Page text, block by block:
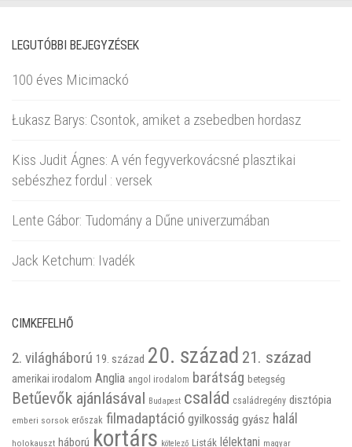
LEGUTÓBBI BEJEGYZÉSEK
100 éves Micimackó
Łukasz Barys: Csontok, amiket a zsebedben hordasz
Kiss Judit Ágnes: A vén fegyverkovácsné plasztikai
sebészhez fordul : versek
Lente Gábor: Tudomány a Dűne univerzumában
Jack Ketchum: Ivadék
CIMKEFELHŐ
2. világháború 19. század 20. század 21. század
amerikai irodalom Anglia angol irodalom barátság betegség
Betűevők ajánlásával Budapest család családregény disztópia
emberi sorsok erőszak filmadaptáció gyilkosság gyász halál
holokauszt háború kortárs kötelező Listák lélektani magyar